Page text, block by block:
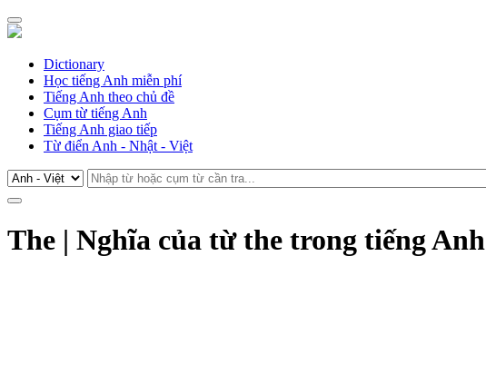
Dictionary
Học tiếng Anh miễn phí
Tiếng Anh theo chủ đề
Cụm từ tiếng Anh
Tiếng Anh giao tiếp
Từ điển Anh - Nhật - Việt
The | Nghĩa của từ the trong tiếng Anh